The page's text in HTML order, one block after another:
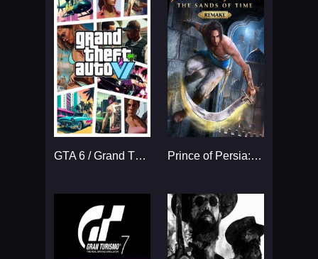
GTA 6 / Grand Theft Auto VI Prince of Persia: The Sands